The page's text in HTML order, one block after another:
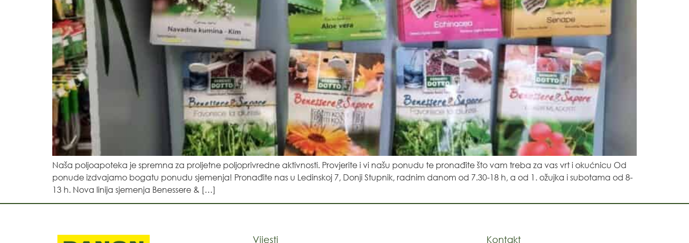
Naša poljoapoteka je spremna za proljetne poljoprivredne aktivnosti. Provjerite i vi našu ponudu te pronađite što vam treba za vas vrt i okućnicu Od
ponude izdvajamo bogatu ponudu sjemenja! Pronađite nas u Ledinskoj 7, Donji Stupnik, radnim danom od 7.30-18 h, a od 1. ožujka i subotama od 8-
13 h. Nova linija sjemenja Benessere & […]
Vijesti Kontakt